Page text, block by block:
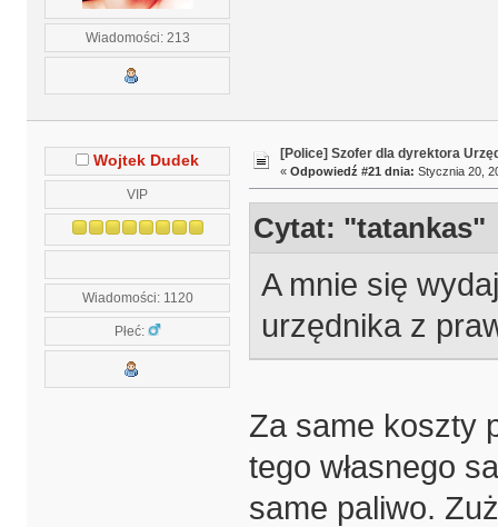
Wiadomości: 213
Wojtek Dudek
VIP
Wiadomości: 1120
Płeć:
[Police] Szofer dla dyrektora
« Odpowiedź #21 dnia: Stycznia 20,
Cytat: "tatankas"
A mnie się
urzędnika z
Za same koszty
tego własnego
same paliwo.